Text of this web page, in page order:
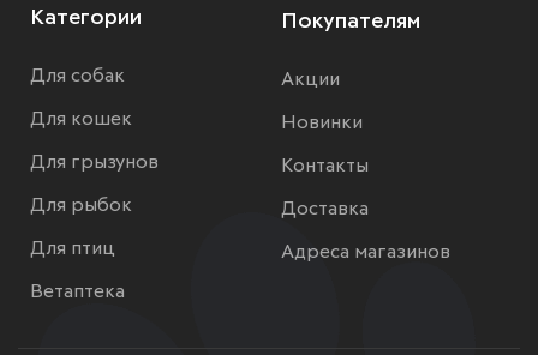
Категории
Для собак
Для кошек
Для грызунов
Для рыбок
Для птиц
Ветаптека
Покупателям
Акции
Новинки
Контакты
Доставка
Адреса магазинов